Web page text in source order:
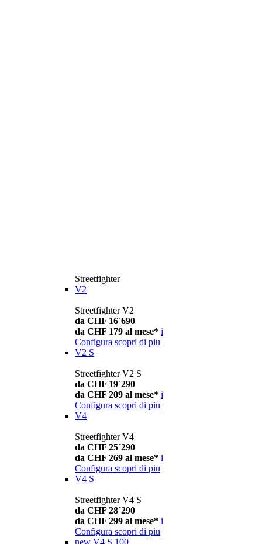
Streetfighter
V2
Streetfighter V2
da CHF 16´690
da CHF 179 al mese* i
Configura scopri di piu
V2 S
Streetfighter V2 S
da CHF 19´290
da CHF 209 al mese* i
Configura scopri di piu
V4
Streetfighter V4
da CHF 25´290
da CHF 269 al mese* i
Configura scopri di piu
V4 S
Streetfighter V4 S
da CHF 28´290
da CHF 299 al mese* i
Configura scopri di piu
new V4 S 100